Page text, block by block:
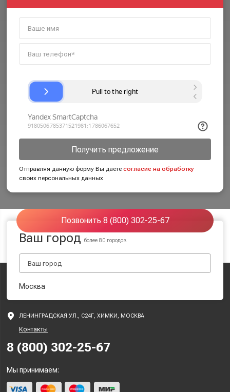
Получить предложение
Отправляя данную форму Вы даетесогласие на обработку
своих персональных данных
Позвонить 8 (800) 302-25-67
Ваш городболее 80 городов
Москва
ЛЕНИНГРАДСКАЯ УЛ., С24Г, ХИМКИ, МОСКВА
Контакты
8 (800) 302-25-67
Мы принимаем: